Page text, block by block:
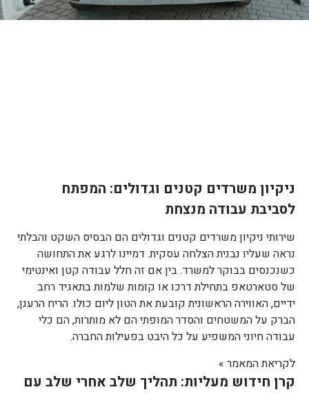
ניקיון משרדים קטנים וגדולים: המפתח
לסביבת עבודה מנצחת
שירותי ניקיון משרדים קטנים וגדולים הם הבסיס השקט והבלתי
נראה שעליו נבנית הצלחה עסקית. דמיינו לרגע את התחושה
כשנכנסים בבוקר למשרד. בין אם זה חלל עבודה קטן ואינטימי
של סטארטאפ בתחילת דרכו או קומות שלמות בתאגיד רחב
ידיים, האווירה הראשונית קובעת את הטון ליום כולו. הריח הרענן,
הברק על המשטחים והסדר המופתי הם לא מותרות, הם כלי
עבודה חיוני המשפיע על כל היבט בפעילות החברה.
לקריאת המאמר »
קרן חידוש מעליות: תהליך שלב אחרי שלב עם